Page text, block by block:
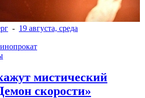
- 19 августа, среда
мистический
скорости»